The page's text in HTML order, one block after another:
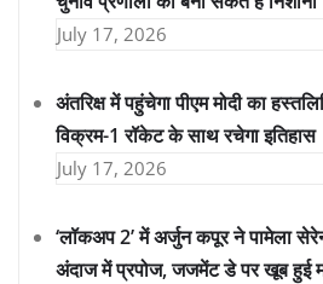
July 17, 2026
अंतरिक्ष में पहुंचेगा पीएम मोदी का
विक्रम-1 रॉकेट के साथ रचेगा इतिहास
July 17, 2026
‘लॉकअप 2’ में अर्जुन कपूर ने पामेला
अंदाज में प्रपोज, जजमेंट डे पर खूब हुई